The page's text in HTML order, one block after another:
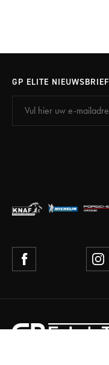
GP ELITE NIEUWSBRIEF